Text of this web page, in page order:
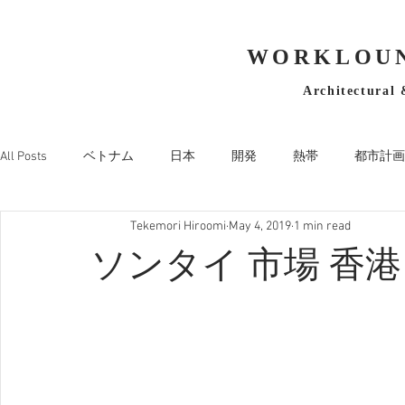
Architectural
All Posts ベトナム 日本 開発 熱帯 都市計画
ソンタイ 市場 香
Tekemori Hiroomi May 4, 2019 1 min read